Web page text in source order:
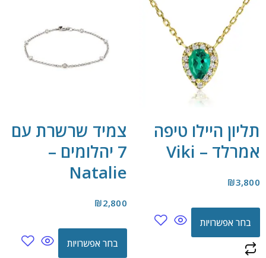
תליון היילו טיפה
אמרלד – Viki
₪3,800
בחר אפשרויות
צמיד שרשרת עם
7 יהלומים –
Natalie
₪2,800
בחר אפשרויות